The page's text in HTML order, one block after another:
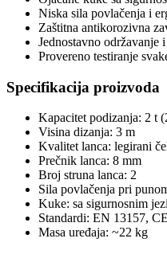
Niska sila povlačenja i
Zaštitna antikorozivna
Jednostavno održavanje
Provereno testiranje
Specifikacija proizvoda
Kapacitet podizanja: 2 t
Visina dizanja: 3 m
Kvalitet lanca: legirani
Prečnik lanca: 8 mm
Broj struna lanca: 2
Sila povlačenja pri
Kuke: sa sigurnosnim
Standardi: EN 13157,
Masa uređaja: ~22 kg